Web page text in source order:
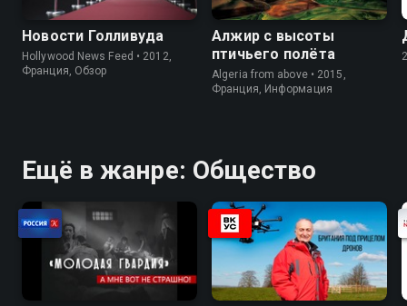
Новости Голливуда
Hollywood News Feed • 2012,
Франция, Обзор
Алжир с высоты
птичьего полёта
Algeria from above • 2015,
Франция, Информация
Ещё в жанре: Общество